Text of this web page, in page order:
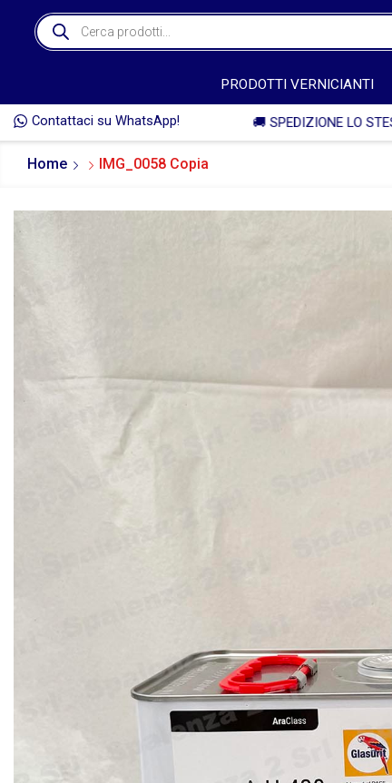
PRODOTTI VERNICIANTI
Contattaci su WhatsApp!
Home IMG_0058 Copia